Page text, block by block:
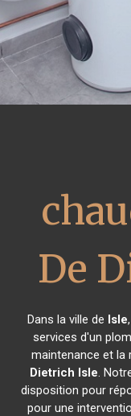
De
Dans la ville de Isle
services d'un
maintenance et la
Dietrich Isle.
disposition pour
pour une